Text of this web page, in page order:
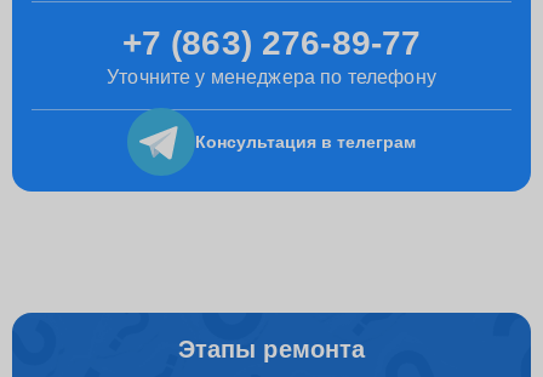
+7 (863) 276-89-77
Уточните у менеджера по телефону
Консультация в телеграм
Этапы ремонта